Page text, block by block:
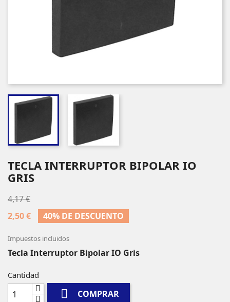
TECLA INTERRUPTOR BIPOLAR IO
GRIS
4,17 €
2,50 €
40% DE DESCUENTO
Impuestos incluidos
Tecla Interruptor Bipolar IO Gris
Cantidad
 COMPRAR